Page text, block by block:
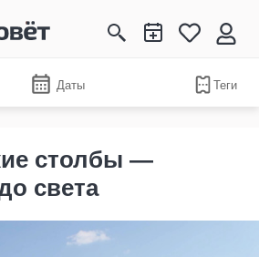
Даты Теги
столбы —
света